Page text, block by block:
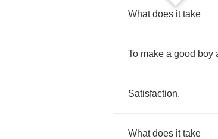
What does it take
To make a good boy
Satisfaction.
What does it take